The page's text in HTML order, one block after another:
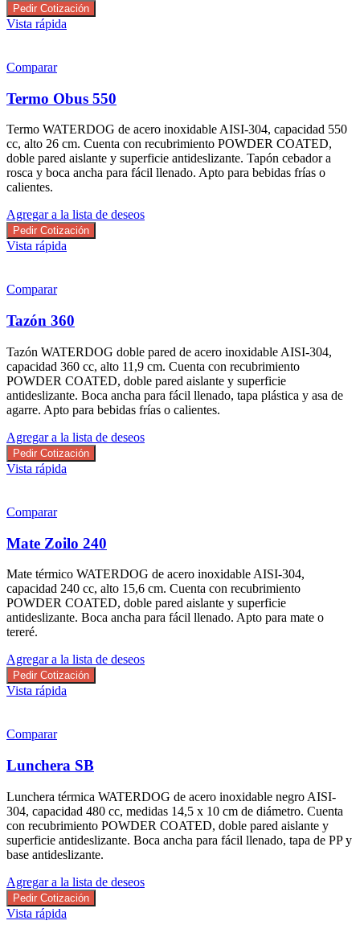
Pedir Cotización
Vista rápida
Comparar
Termo Obus 550
Termo WATERDOG de acero inoxidable AISI-304, capacidad 550
cc, alto 26 cm. Cuenta con recubrimiento POWDER COATED,
doble pared aislante y superficie antideslizante. Tapón cebador a
rosca y boca ancha para fácil llenado. Apto para bebidas frías o
calientes.
Agregar a la lista de deseos
Pedir Cotización
Vista rápida
Comparar
Tazón 360
Tazón WATERDOG doble pared de acero inoxidable AISI-304,
capacidad 360 cc, alto 11,9 cm. Cuenta con recubrimiento
POWDER COATED, doble pared aislante y superficie
antideslizante. Boca ancha para fácil llenado, tapa plástica y asa de
agarre. Apto para bebidas frías o calientes.
Agregar a la lista de deseos
Pedir Cotización
Vista rápida
Comparar
Mate Zoilo 240
Mate térmico WATERDOG de acero inoxidable AISI-304,
capacidad 240 cc, alto 15,6 cm. Cuenta con recubrimiento
POWDER COATED, doble pared aislante y superficie
antideslizante. Boca ancha para fácil llenado. Apto para mate o
tereré.
Agregar a la lista de deseos
Pedir Cotización
Vista rápida
Comparar
Lunchera SB
Lunchera térmica WATERDOG de acero inoxidable negro AISI-
304, capacidad 480 cc, medidas 14,5 x 10 cm de diámetro. Cuenta
con recubrimiento POWDER COATED, doble pared aislante y
superficie antideslizante. Boca ancha para fácil llenado, tapa de PP y
base antideslizante.
Agregar a la lista de deseos
Pedir Cotización
Vista rápida